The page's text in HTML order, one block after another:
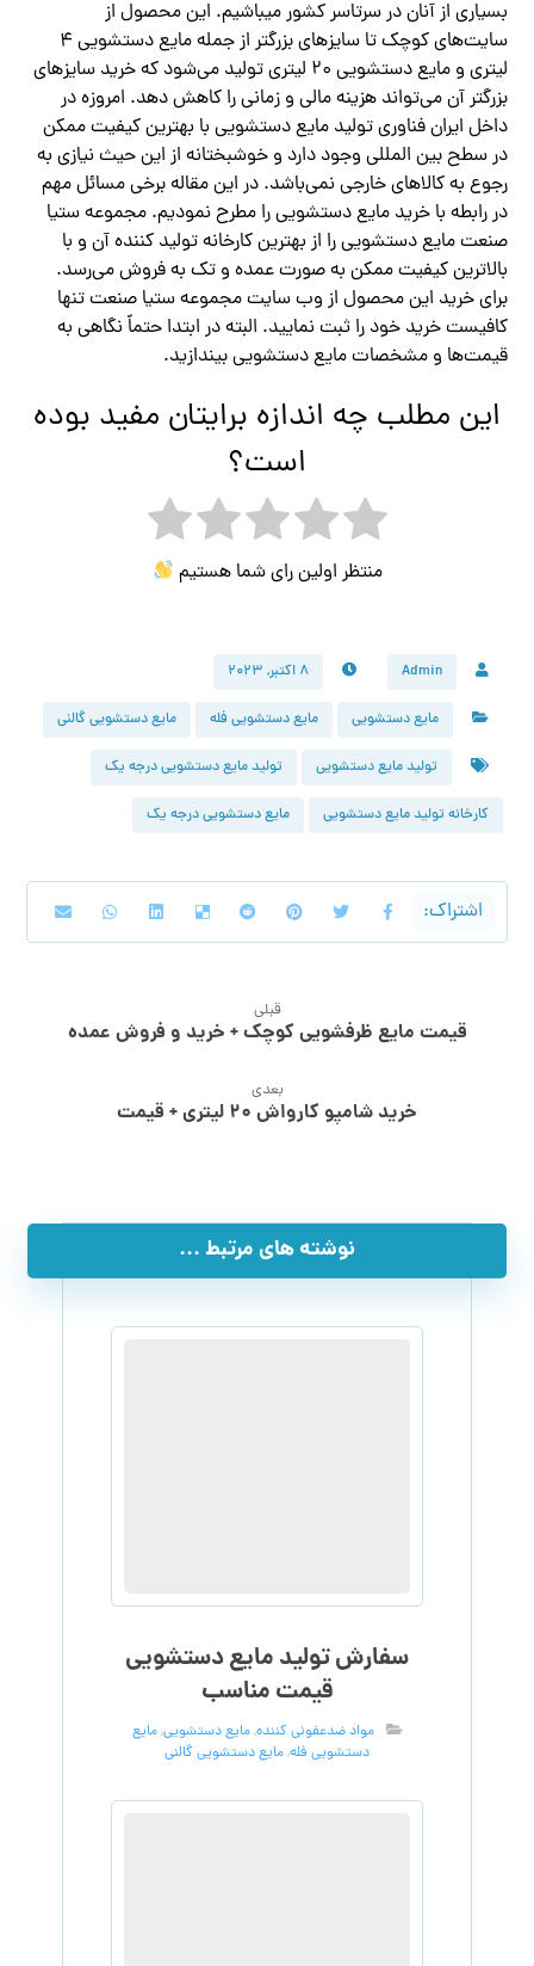
بسیاری از آنان در سرتاسر کشور میباشیم. این محصول از
سایت‌های کوچک تا سایزهای بزرگتر از جمله مایع دستشویی ۴
لیتری و مایع دستشویی ۲۰ لیتری تولید می‌شود که خرید سایزهای
بزرگتر آن می‌تواند هزینه مالی و زمانی را کاهش دهد. امروزه در
داخل ایران فناوری تولید مایع دستشویی با بهترین کیفیت ممکن
در سطح بین المللی وجود دارد و خوشبختانه از این حیث نیازی به
رجوع به کالاهای خارجی نمی‌باشد. در این مقاله برخی مسائل مهم
در رابطه با خرید مایع دستشویی را مطرح نمودیم. مجموعه ستیا
صنعت مایع دستشویی را از بهترین کارخانه تولید کننده آن و با
بالاترین کیفیت ممکن به صورت عمده و تک به فروش می‌رسد.
برای خرید این محصول از وب سایت مجموعه ستیا صنعت تنها
کافیست خرید خود را ثبت نمایید. البته در ابتدا حتماً نگاهی به
قیمت‌ها و مشخصات مایع دستشویی بیندازید.
این مطلب چه اندازه برایتان مفید بوده
است؟
منتظر اولین رای شما هستیم
Admin ۸ اکتبر, ۲۰۲۳
مایع دستشویی مایع دستشویی فله مایع دستشویی گالنی
تولید مایع دستشویی تولید مایع دستشویی درجه یک
کارخانه تولید مایع دستشویی مایع دستشویی درجه یک
قبلی
قیمت مایع ظرفشویی کوچک + خرید و فروش عمده
بعدی
خرید شامپو کارواش ۲۰ لیتری + قیمت
نوشته های مرتبط ...
سفارش تولید مایع دستشویی
قیمت مناسب
مواد ضدعفونی کننده,مایع دستشویی,مایع
دستشویی فله,مایع دستشویی گالنی